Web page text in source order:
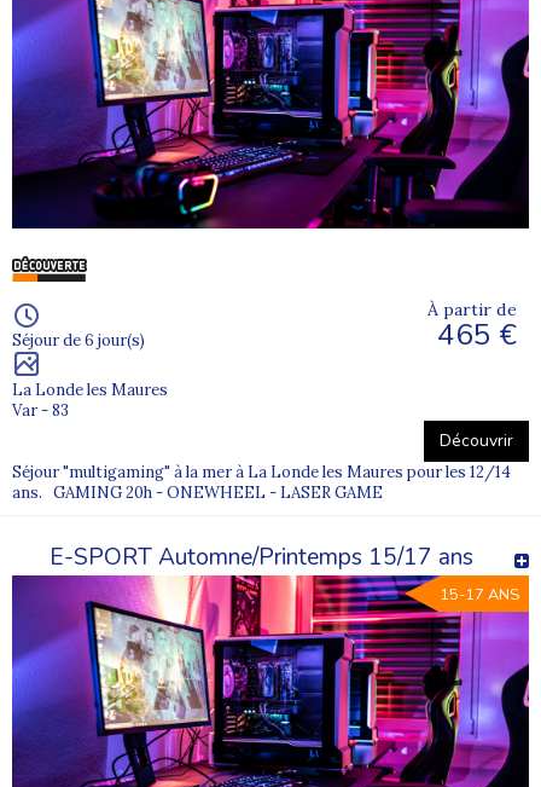
Séjour de 6 jour(s)
La Londe les Maures
Var - 83
À partir de
465 €
Découvrir
Séjour "multigaming" à la mer à La Londe les Maures pour les 12/14
ans. GAMING 20h - ONEWHEEL - LASER GAME
E-SPORT Automne/Printemps 15/17 ans
15-17 ANS